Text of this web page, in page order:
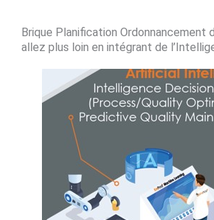
Brique Planification Ordonnancement
allez plus loin en intégrant de